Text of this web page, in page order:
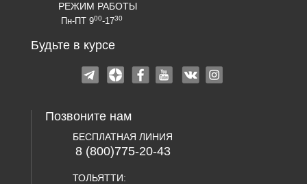
РЕЖИМ РАБОТЫ
Пн-ПТ 900-1730
Будьте в курсе
Позвоните нам
БЕСПЛАТНАЯ ЛИНИЯ
8 (800)775-20-43
ТОЛЬЯТТИ: